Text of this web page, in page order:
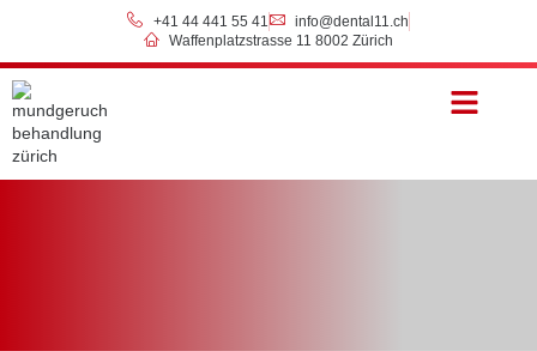
+41 44 441 55 41
info@dental11.ch
Waffenplatzstrasse 11 8002 Zürich